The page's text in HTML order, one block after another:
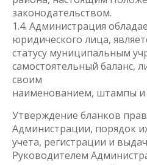
законодательством.
1.4. Администрация
юридического лица,
статусу муниципальным
самостоятельный баланс,
своим
наименованием, штампы и
Утверждение бланков
Администрации, порядок
учета, регистрации и
Руководителем